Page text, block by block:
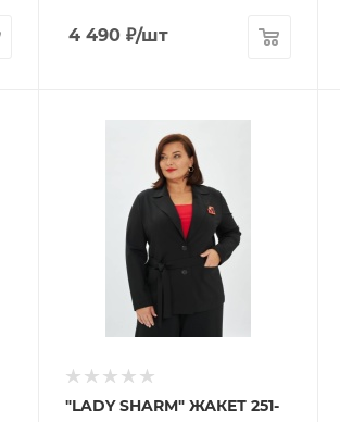
4 490 ₽/шт
"LADY SHARM" ЖАКЕТ 251-